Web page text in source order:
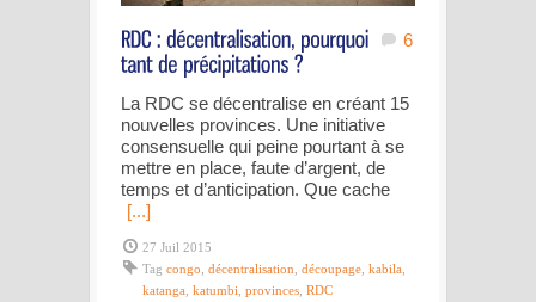
6
La RDC se décentralise en créant 15
nouvelles provinces. Une initiative
consensuelle qui peine pourtant à se
mettre en place, faute d’argent, de
temps et d’anticipation. Que cache
[...]
27 Juil 2015
Tag congo décentralisation découpage kabila
katanga katumbi provinces RDC